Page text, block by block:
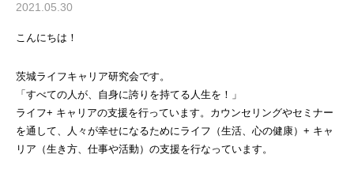
2021.05.30
こんにちは！
茨城ライフキャリア研究会です。
「すべての人が、自身に誇りを持てる人生を！」
ライフ+ キャリアの支援を行っています。カウンセリングやセミナー
を通して、人々が幸せになるためにライフ（生活、心の健康）+ キャ
リア（生き方、仕事や活動）の支援を行なっています。